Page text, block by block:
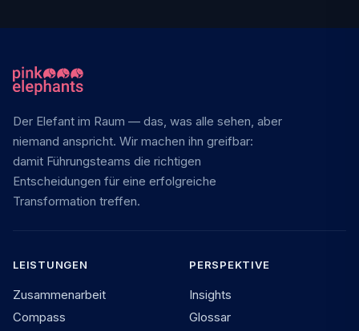
Der Elefant im Raum — das, was alle sehen, aber
niemand anspricht. Wir machen ihn greifbar:
damit Führungsteams die richtigen
Entscheidungen für eine erfolgreiche
Transformation treffen.
LEISTUNGEN
Zusammenarbeit
Compass
PERSPEKTIVE
Insights
Glossar